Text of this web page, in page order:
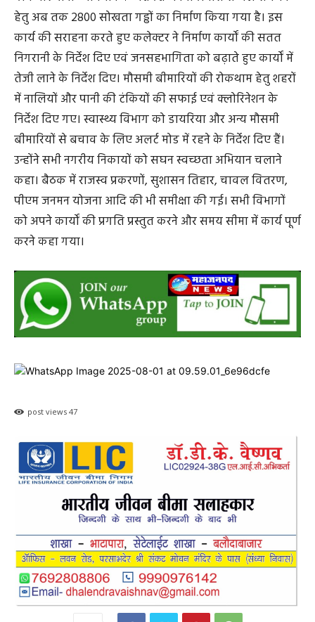
हेतु अब तक 2800 सोखता गड्ढों का निर्माण किया गया है। इस
कार्य की सराहना करते हुए कलेक्टर ने निर्माण कार्यों की सतत
निगरानी के निर्देश दिए एवं जनसहभागिता को बढ़ाते हुए कार्यों में
तेजी लाने के निर्देश दिए। मौसमी बीमारियों की रोकथाम हेतु शहरों
में नालियों और पानी की टंकियों की सफाई एवं क्लोरिनेशन के
निर्देश दिए गए। स्वास्थ्य विभाग को डायरिया और अन्य मौसमी
बीमारियों से बचाव के लिए अलर्ट मोड में रहने के निर्देश दिए हैं।
उन्होंने सभी नगरीय निकायों को सघन स्वच्छता अभियान चलाने
कहा। बैठक में राजस्व प्रकरणों, सुशासन तिहार, चावल वितरण,
पीएम जनमन योजना आदि की भी समीक्षा की गई। सभी विभागों
को अपने कार्यों की प्रगति प्रस्तुत करने और समय सीमा में कार्य पूर्ण
करने कहा गया।
post views 47